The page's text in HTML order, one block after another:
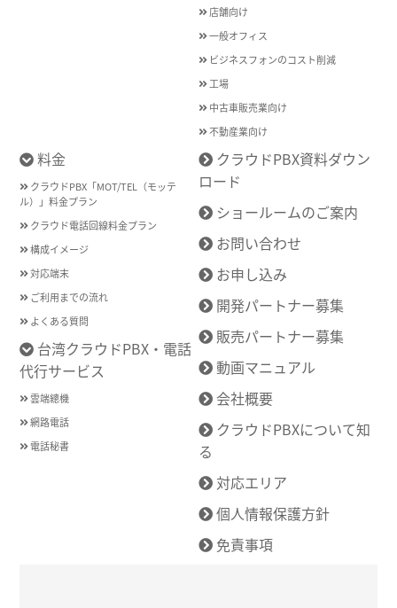
店舗向け
一般オフィス
ビジネスフォンのコスト削減
工場
中古車販売業向け
不動産業向け
料金
クラウドPBX「MOT/TEL（モッテ
ル）」料金プラン
クラウド電話回線料金プラン
構成イメージ
対応端末
ご利用までの流れ
よくある質問
台湾クラウドPBX・電話
代行サービス
雲端總機
網路電話
電話秘書
クラウドPBX資料ダウン
ロード
ショールームのご案内
お問い合わせ
お申し込み
開発パートナー募集
販売パートナー募集
動画マニュアル
会社概要
クラウドPBXについて知
る
対応エリア
個人情報保護方針
免責事項